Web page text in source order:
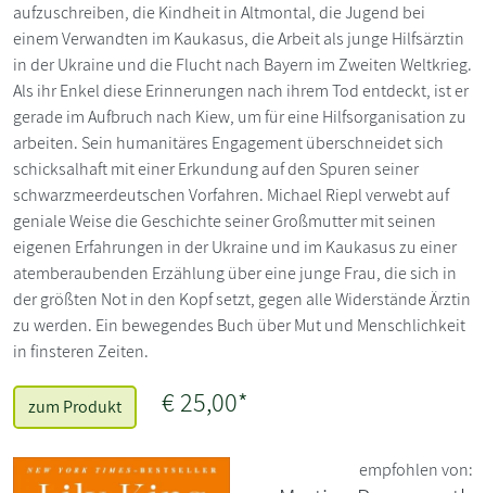
aufzuschreiben, die Kindheit in Altmontal, die Jugend bei
einem Verwandten im Kaukasus, die Arbeit als junge Hilfsärztin
in der Ukraine und die Flucht nach Bayern im Zweiten Weltkrieg.
Als ihr Enkel diese Erinnerungen nach ihrem Tod entdeckt, ist er
gerade im Aufbruch nach Kiew, um für eine Hilfsorganisation zu
arbeiten. Sein humanitäres Engagement überschneidet sich
schicksalhaft mit einer Erkundung auf den Spuren seiner
schwarzmeerdeutschen Vorfahren. Michael Riepl verwebt auf
geniale Weise die Geschichte seiner Großmutter mit seinen
eigenen Erfahrungen in der Ukraine und im Kaukasus zu einer
atemberaubenden Erzählung über eine junge Frau, die sich in
der größten Not in den Kopf setzt, gegen alle Widerstände Ärztin
zu werden. Ein bewegendes Buch über Mut und Menschlichkeit
in finsteren Zeiten.
zum Produkt € 25,00*
empfohlen von: